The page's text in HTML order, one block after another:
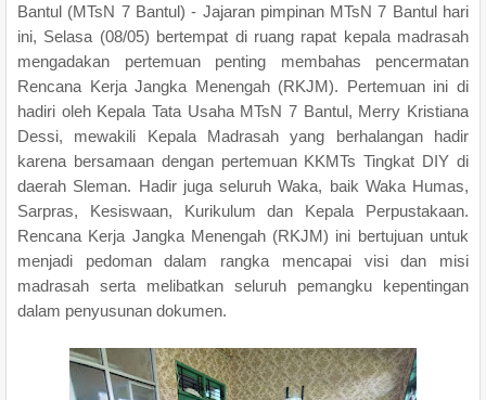
Bantul (MTsN 7 Bantul) - Jajaran pimpinan MTsN 7 Bantul hari
ini, Selasa (08/05) bertempat di ruang rapat kepala madrasah
mengadakan pertemuan penting membahas pencermatan
Rencana Kerja Jangka Menengah (RKJM). Pertemuan ini di
hadiri oleh Kepala Tata Usaha MTsN 7 Bantul, Merry Kristiana
Dessi, mewakili Kepala Madrasah yang berhalangan hadir
karena bersamaan dengan pertemuan KKMTs Tingkat DIY di
daerah Sleman. Hadir juga seluruh Waka, baik Waka Humas,
Sarpras, Kesiswaan, Kurikulum dan Kepala Perpustakaan.
Rencana Kerja Jangka Menengah (RKJM) ini bertujuan untuk
menjadi pedoman dalam rangka mencapai visi dan misi
madrasah serta melibatkan seluruh pemangku kepentingan
dalam penyusunan dokumen.